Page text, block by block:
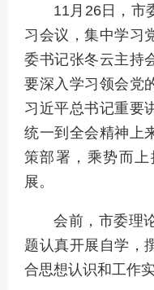
11月26日，市
习会议，集中学习
委书记张冬云主持
要深入学习领会党
习近平总书记重要
统一到全会精神上
策部署，乘势而
展。
会前，市委理
题认真开展自学，
合思想认识和工作